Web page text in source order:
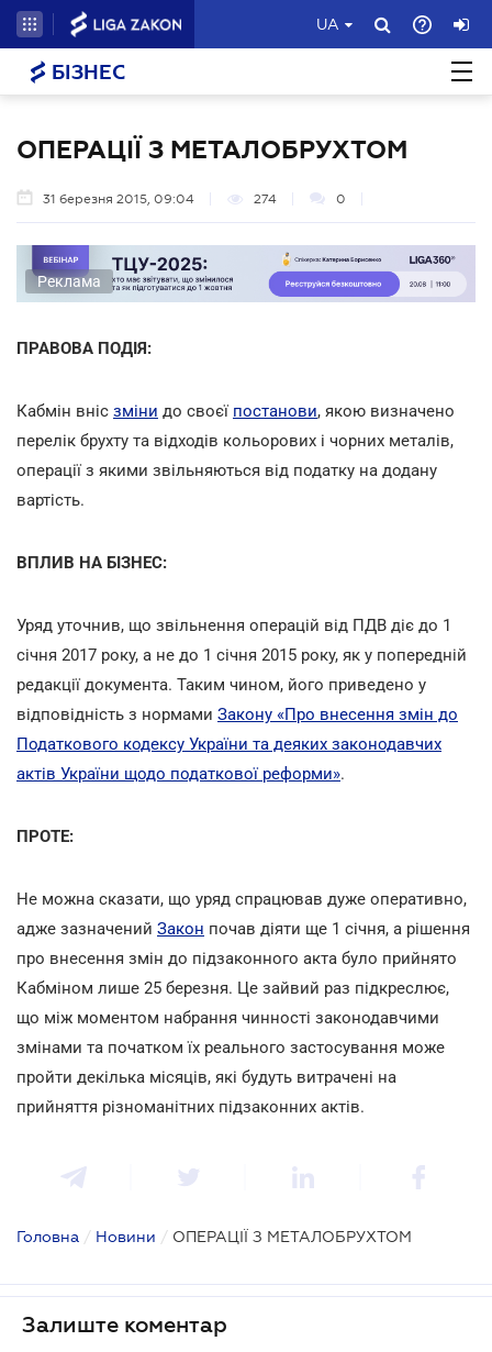
UA
БІЗНЕС
ОПЕРАЦІЇ З МЕТАЛОБРУХТОМ
31 березня 2015, 09:04 274 0
Реклама
ПРАВОВА ПОДІЯ:
Кабмін вніс зміни до своєї постанови, якою визначено
перелік брухту та відходів кольорових і чорних металів,
операції з якими звільняються від податку на додану
вартість.
ВПЛИВ НА БІЗНЕС:
Уряд уточнив, що звільнення операцій від ПДВ діє до 1
січня 2017 року, а не до 1 січня 2015 року, як у попередній
редакції документа. Таким чином, його приведено у
відповідність з нормами Закону «Про внесення змін до
Податкового кодексу України та деяких законодавчих
актів України щодо податкової реформи».
ПРОТЕ:
Не можна сказати, що уряд спрацював дуже оперативно,
адже зазначений Закон почав діяти ще 1 січня, а рішення
про внесення змін до підзаконного акта було прийнято
Кабміном лише 25 березня. Це зайвий раз підкреслює,
що між моментом набрання чинності законодавчими
змінами та початком їх реального застосування може
пройти декілька місяців, які будуть витрачені на
прийняття різноманітних підзаконних актів.
Головна / Новини / ОПЕРАЦІЇ З МЕТАЛОБРУХТОМ
Залиште коментар